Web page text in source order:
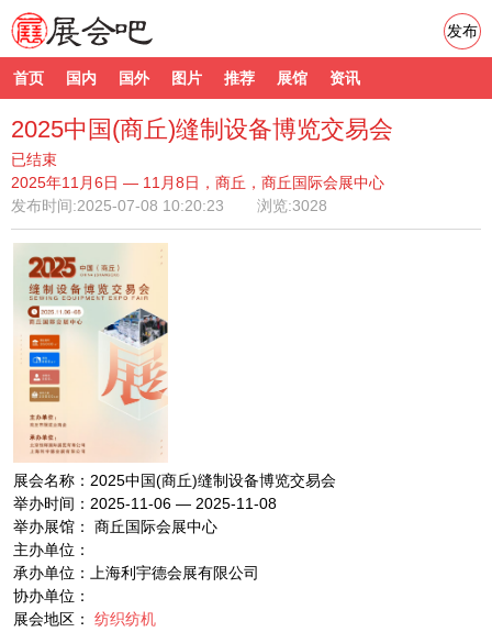
首页 国内 国外 图片 推荐 展馆 资讯
发布
2025中国(商丘)缝制设备博览交易会
已结束
2025年11月6日 — 11月8日，商丘，商丘国际会展中心
发布时间:2025-07-08 10:20:23 浏览:3028
展会名称：2025中国(商丘)缝制设备博览交易会
举办时间：2025-11-06 — 2025-11-08
举办展馆： 商丘国际会展中心
主办单位：
承办单位：上海利宇德会展有限公司
协办单位：
展会地区： 纺织纺机